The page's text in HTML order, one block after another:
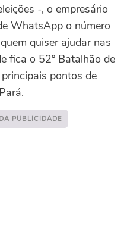
-, o empresário
WhatsApp o número
quiser ajudar nas
fica o 52º Batalhão de
pontos de